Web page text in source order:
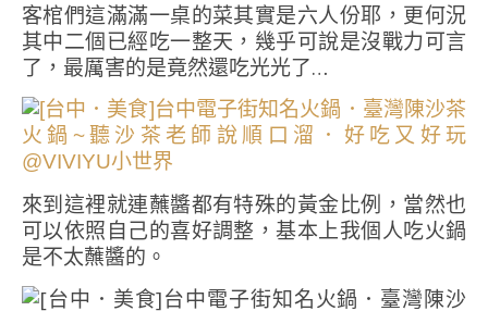
客棺們這滿滿一桌的菜其實是六人份耶，更何況
其中二個已經吃一整天，幾乎可說是沒戰力可言
了，最厲害的是竟然還吃光光了…
來到這裡就連蘸醬都有特殊的黃金比例，當然也
可以依照自己的喜好調整，基本上我個人吃火鍋
是不太蘸醬的。